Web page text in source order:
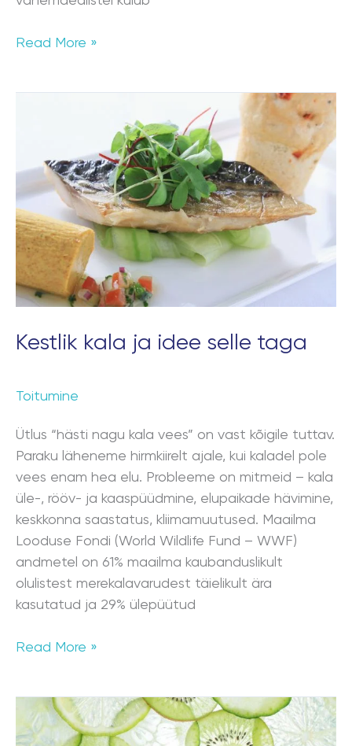
Read More »
Kestlik kala ja idee selle taga
Toitumine
Ütlus “hästi nagu kala vees” on vast kõigile tuttav.
Paraku läheneme hirmkiirelt ajale, kui kaladel pole
vees enam hea elu. Probleeme on mitmeid – kala
üle-, rööv- ja kaaspüüdmine, elupaikade hävimine,
keskkonna saastatus, kliimamuutused. Maailma
Looduse Fondi (World Wildlife Fund – WWF)
andmetel on 61% maailma kaubanduslikult
olulistest merekalavarudest täielikult ära
kasutatud ja 29% ülepüütud
idee
selle
taga
Read More »
Immuunsüsteemi
kujunemine